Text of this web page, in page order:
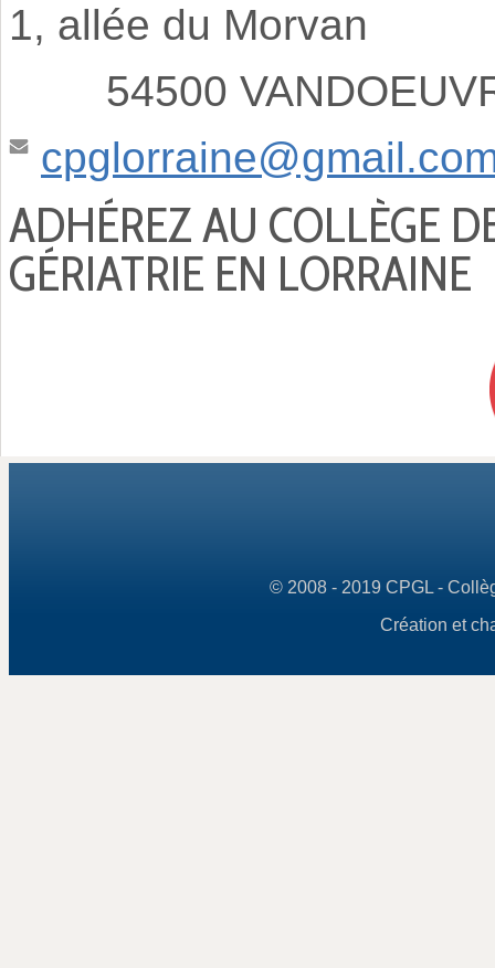
1, allée du Morvan
54500
ADHÉREZ AU COLLÈGE
GÉRIATRIE EN LORRAINE
© 2008 - 2019 CPGL -
Création et